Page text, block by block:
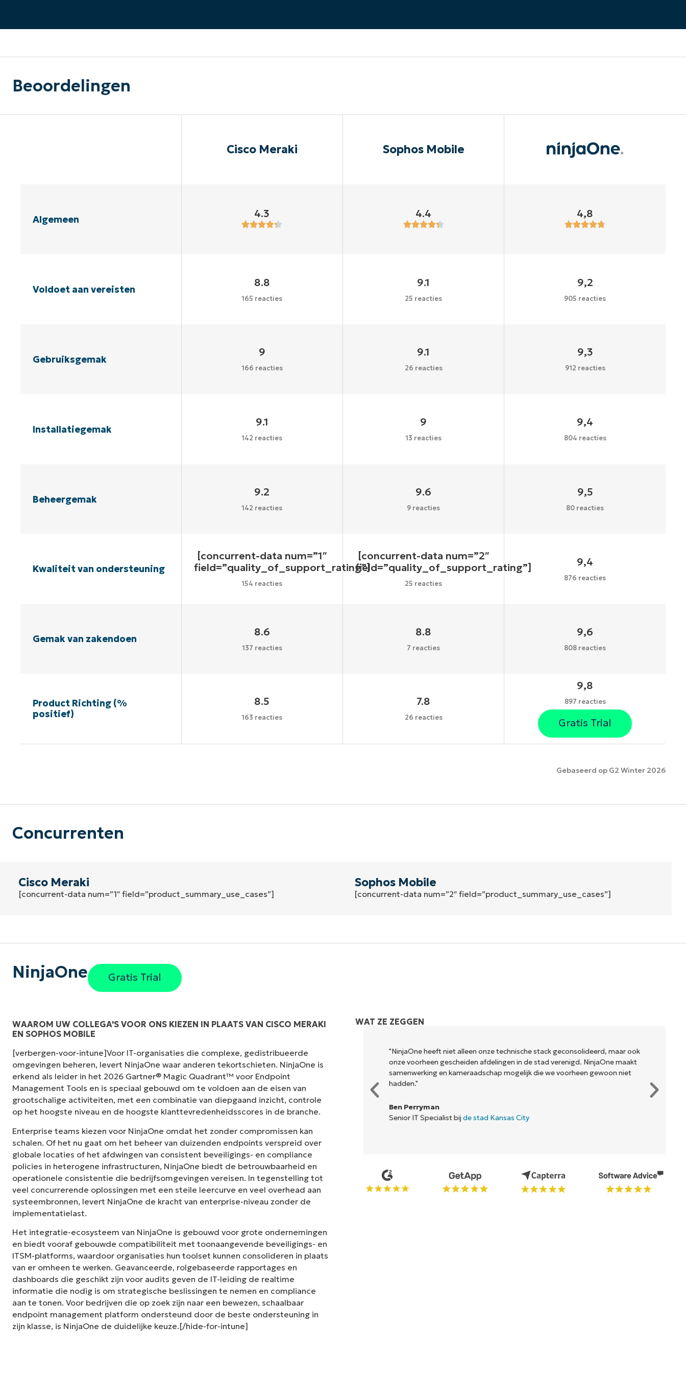
Beoordelingen
Cisco Meraki Sophos Mobile
Algemeen 4.3 4.4 4,8
Voldoet aan vereisten
8.8
165 reacties
9.1
25 reacties
9,2
905 reacties
Gebruiksgemak
9
166 reacties
9.1
26 reacties
9,3
912 reacties
Installatiegemak
9.1
142 reacties
9
13 reacties
9,4
804 reacties
Beheergemak
9.2
142 reacties
9.6
9 reacties
9,5
80 reacties
Kwaliteit van ondersteuning
[concurrent-data num=”1″
field=”quality_of_support_rating”]
154 reacties
[concurrent-data num=”2″
field=”quality_of_support_rating”]
25 reacties
9,4
876 reacties
Gemak van zakendoen
8.6
137 reacties
8.8
7 reacties
9,6
808 reacties
Product Richting (%
positief)
8.5
163 reacties
7.8
26 reacties
9,8
897 reacties
Gratis Trial
Gebaseerd op G2 Winter 2026
Concurrenten
Cisco Meraki
[concurrent-data num=”1″ field=”product_summary_use_cases”]
Sophos Mobile
[concurrent-data num=”2″ field=”product_summary_use_cases”]
NinjaOne Gratis Trial
WAAROM UW COLLEGA'S VOOR ONS KIEZEN IN PLAATS VAN CISCO MERAKI
EN SOPHOS MOBILE
[verbergen-voor-intune]Voor IT-organisaties die complexe, gedistribueerde
omgevingen beheren, levert NinjaOne waar anderen tekortschieten. NinjaOne is
erkend als leider in het 2026 Gartner® Magic Quadrant™ voor Endpoint
Management Tools en is speciaal gebouwd om te voldoen aan de eisen van
grootschalige activiteiten, met een combinatie van diepgaand inzicht, controle
op het hoogste niveau en de hoogste klanttevredenheidsscores in de branche.
Enterprise teams kiezen voor NinjaOne omdat het zonder compromissen kan
schalen. Of het nu gaat om het beheer van duizenden endpoints verspreid over
globale locaties of het afdwingen van consistent beveiligings- en compliance
policies in heterogene infrastructuren, NinjaOne biedt de betrouwbaarheid en
operationele consistentie die bedrijfsomgevingen vereisen. In tegenstelling tot
veel concurrerende oplossingen met een steile leercurve en veel overhead aan
systeembronnen, levert NinjaOne de kracht van enterprise-niveau zonder de
implementatielast.
Het integratie-ecosysteem van NinjaOne is gebouwd voor grote ondernemingen
en biedt vooraf gebouwde compatibiliteit met toonaangevende beveiligings- en
ITSM-platforms, waardoor organisaties hun toolset kunnen consolideren in plaats
van er omheen te werken. Geavanceerde, rolgebaseerde rapportages en
dashboards die geschikt zijn voor audits geven de IT-leiding de realtime
informatie die nodig is om strategische beslissingen te nemen en compliance
aan te tonen. Voor bedrijven die op zoek zijn naar een bewezen, schaalbaar
endpoint management platform ondersteund door de beste ondersteuning in
zijn klasse, is NinjaOne de duidelijke keuze.[/hide-for-intune]
WAT ZE ZEGGEN
wat
maakt
"NinjaOne heeft niet alleen onze technische stack geconsolideerd, maar ook
onze voorheen gescheiden afdelingen in de stad verenigd. NinjaOne maakt
samenwerking en kameraadschap mogelijk die we voorheen gewoon niet
hadden."
Ben Perryman
Senior IT Specialist bijde stad Kansas City
"NinjaOne stelt ons bedrijf, en de eigenaren en operatoren met wie we
werken, in staat om winstgevender te zijn. Het is een win-win situatie voor
iedereen."
IT Director bij